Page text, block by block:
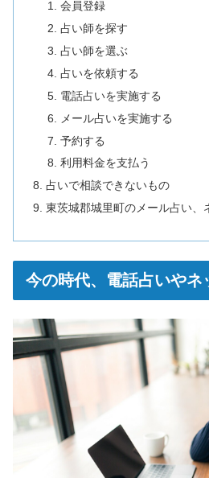
会員登録
占い師を探す
占い師を選ぶ
占いを依頼する
電話占いを実施する
メール占いを実施する
予約する
利用料金を支払う
占いで相談できないもの
東茨城郡城里町のメール占い、
今の時代、電話占いやネ